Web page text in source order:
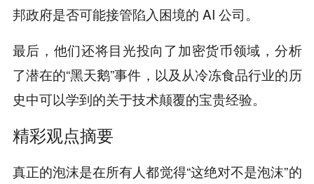
邦政府是否可能接管陷入困境的 AI 公司。
最后，他们还将目光投向了加密货币领域，分析
了潜在的“黑天鹅”事件，以及从冷冻食品行业的历
史中可以学到的关于技术颠覆的宝贵经验。
精彩观点摘要
真正的泡沫是在所有人都觉得“这绝对不是泡沫”的